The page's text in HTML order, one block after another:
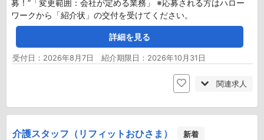
募！”「変更範囲：会社が定める業務」 ※応募される方はハロー
ワークから「紹介状」の交付を受けてください。
詳細を見る
受付日：2026年8月7日 紹介期限日：2026年10月31日
関連求人
介護スタッフ（リフィットおひさま） 新着